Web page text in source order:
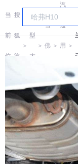
当
前
位
搜
狐
汽
＞
车
型
大
＞
雪
佛 ＞
汽
通
用
佛
兰
＞